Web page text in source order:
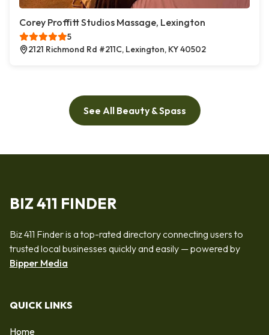
Corey Proffitt Studios Massage, Lexington
5
2121 Richmond Rd #211C, Lexington, KY 40502
See All Beauty & Spass
BIZ 411 FINDER
Biz 411 Finder is a top-rated directory connecting users to
trusted local businesses quickly and easily — powered by
Bipper Media
QUICK LINKS
Home